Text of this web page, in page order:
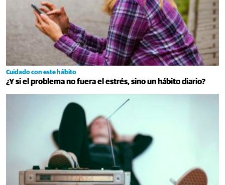
Cuidado con este hábito
¿Y si el problema no fuera el estrés, sino un hábito diario?